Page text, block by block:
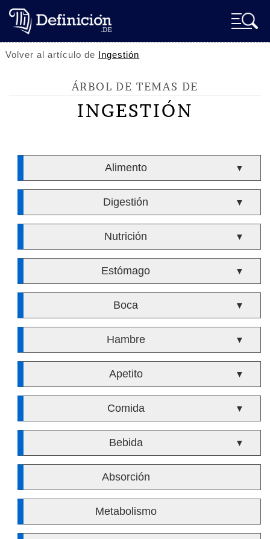
Volver al artículo de Ingestión
ÁRBOL DE TEMAS DE
INGESTIÓN
Alimento ▼
Digestión ▼
Nutrición ▼
Estómago ▼
Boca ▼
Hambre ▼
Apetito ▼
Comida ▼
Bebida ▼
Absorción
Metabolismo